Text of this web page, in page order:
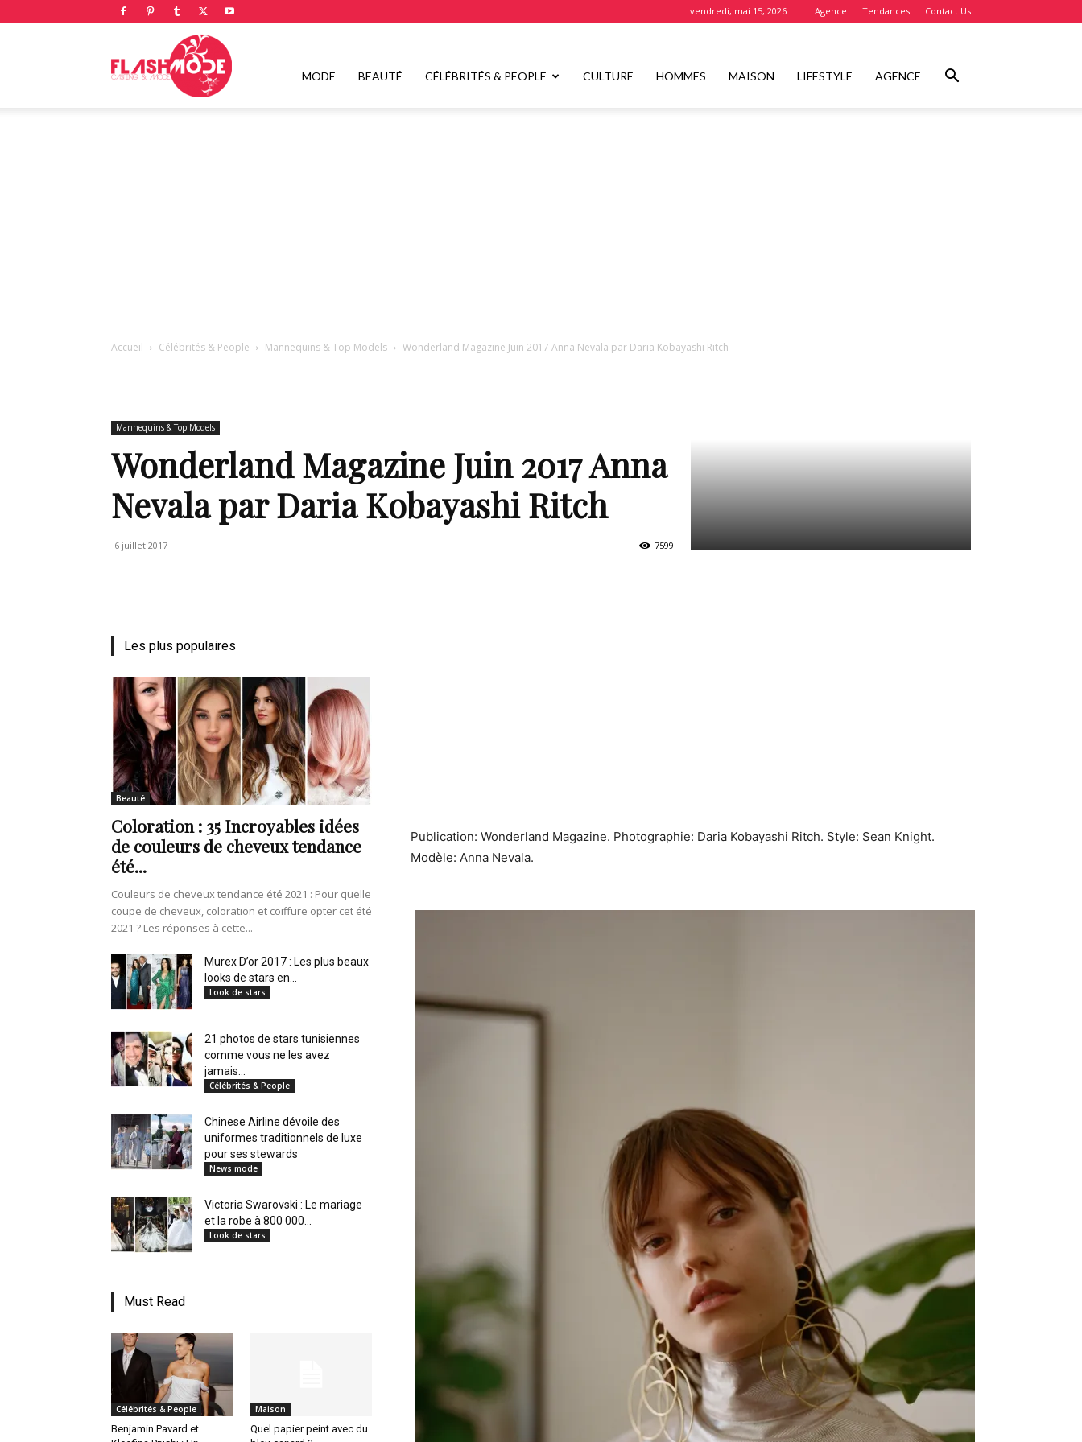
vendredi, mai 15, 2026 Agence Tendances Contact Us
Flashmode
de
vie
Numéro
un
en
Tunisie
au
Maghreb
MODE BEAUTÉ CÉLÉBRITÉS & PEOPLE CULTURE HOMMES MAISON LIFESTYLE AGENCE
Accueil Célébrités & People Mannequins & Top Models Wonderland Magazine Juin 2017 Anna Nevala par Daria Kobayashi Ritch
Mannequins & Top Models
Wonderland Magazine Juin 2017 Anna
Nevala par Daria Kobayashi Ritch
6 juillet 2017 7599
Publication: Wonderland Magazine. Photographie: Daria Kobayashi Ritch. Style: Sean Knight.
Modèle: Anna Nevala.
Les plus populaires
Beauté
Coloration : 35 Incroyables idées
de couleurs de cheveux tendance
été...
Couleurs de cheveux tendance été 2021 : Pour quelle
coupe de cheveux, coloration et coiffure opter cet été
2021 ? Les réponses à cette...
Murex D’or 2017 : Les plus beaux
looks de stars en...
Look de stars
21 photos de stars tunisiennes
comme vous ne les avez
jamais...
Célébrités & People
Chinese Airline dévoile des
uniformes traditionnels de luxe
pour ses stewards
News mode
Victoria Swarovski : Le mariage
et la robe à 800 000...
Look de stars
Must Read
Célébrités & People
Benjamin Pavard et
Maison
Quel papier peint avec du